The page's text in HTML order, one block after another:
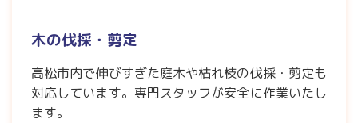
木の伐採・剪定
高松市内で伸びすぎた庭木や枯れ枝の伐採・剪定も
対応しています。専門スタッフが安全に作業いたし
ます。